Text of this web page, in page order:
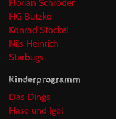
Florian Schröder
HG Butzko
Konrad Stöckel
Nils Heinrich
Starbugs
Kinderprogramm
Das Dings
Hase und Igel